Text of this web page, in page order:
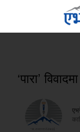
‘पारा’